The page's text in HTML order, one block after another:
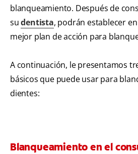
blanqueamiento. Después de
sudentista, podrán establecer
mejor plan de acción para
A continuación, le presentamos
básicos que puede usar para
dientes:
Blanqueamiento en el